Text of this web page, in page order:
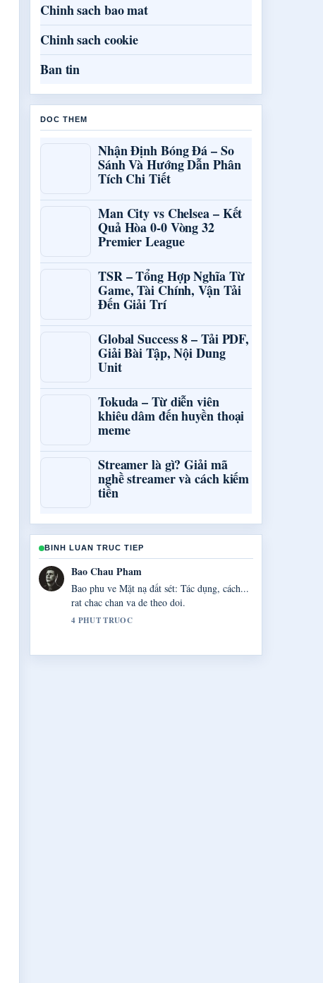
Chinh sach bao mat
Chinh sach cookie
Ban tin
DOC THEM
Nhận Định Bóng Đá – So
Sánh Và Hướng Dẫn Phân
Tích Chi Tiết
Man City vs Chelsea – Kết
Quả Hòa 0-0 Vòng 32
Premier League
TSR – Tổng Hợp Nghĩa Từ
Game, Tài Chính, Vận Tải
Đến Giải Trí
Global Success 8 – Tải PDF,
Giải Bài Tập, Nội Dung
Unit
Tokuda – Từ diễn viên
khiêu dâm đến huyền thoại
meme
Streamer là gì? Giải mã
nghề streamer và cách kiếm
tiền
BINH LUAN TRUC TIEP
Quang Huy Vo
Cong tac xac minh quanh Ku3933 &#8211;
Hướng dẫn đăng nhập và... rat tot. Nhieu toa
soan nen viet theo cach nay.